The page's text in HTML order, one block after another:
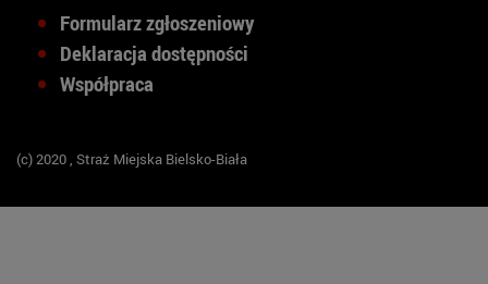
Formularz zgłoszeniowy
Deklaracja dostępności
Współpraca
(c) 2020 , Straż Miejska Bielsko-Biała